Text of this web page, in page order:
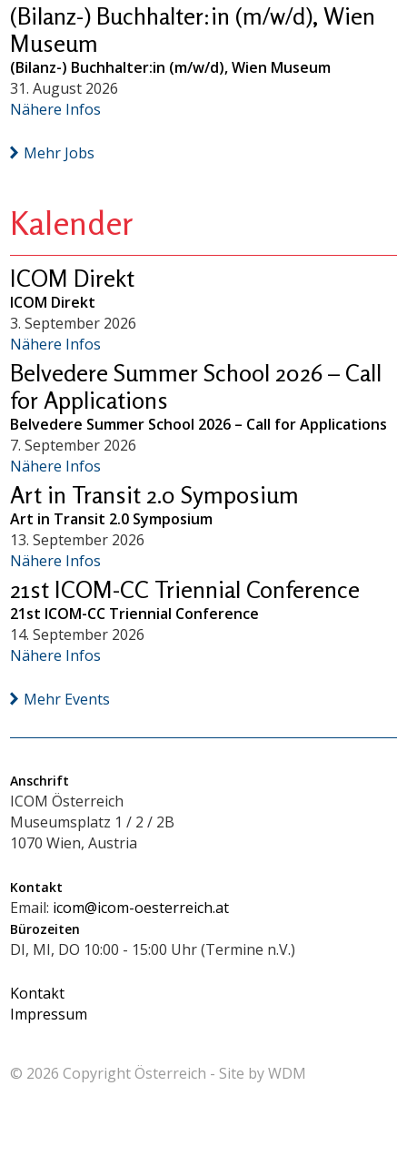
(Bilanz-) Buchhalter:in (m/w/d), Wien
Museum
(Bilanz-) Buchhalter:in (m/w/d), Wien Museum
31. August 2026
Nähere Infos
Mehr Jobs
Kalender
ICOM Direkt
ICOM Direkt
3. September 2026
Nähere Infos
Belvedere Summer School 2026 – Call
for Applications
Belvedere Summer School 2026 – Call for Applications
7. September 2026
Nähere Infos
Art in Transit 2.0 Symposium
Art in Transit 2.0 Symposium
13. September 2026
Nähere Infos
21st ICOM-CC Triennial Conference
21st ICOM-CC Triennial Conference
14. September 2026
Nähere Infos
Mehr Events
Anschrift
ICOM Österreich
Museumsplatz 1 / 2 / 2B
1070 Wien, Austria
Kontakt
Email: icom@icom-oesterreich.at
Bürozeiten
DI, MI, DO 10:00 - 15:00 Uhr (Termine n.V.)
Kontakt
Impressum
© 2026 CopyrightÖsterreich - Site byWDM